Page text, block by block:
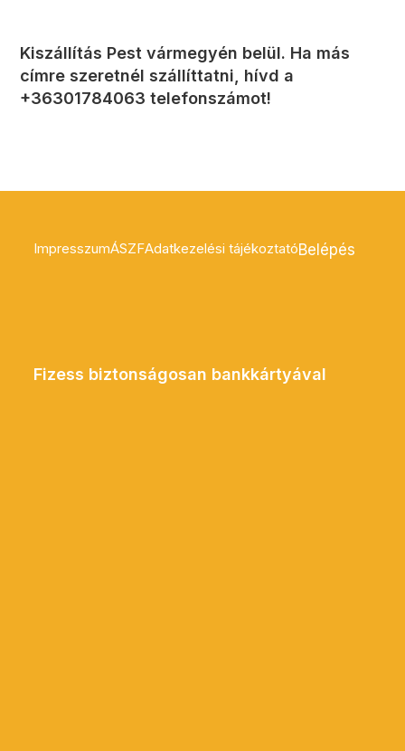
Kiszállítás Pest vármegyén belül. Ha más
címre szeretnél szállíttatni, hívd a
+36301784063 telefonszámot!
ImpresszumÁSZFAdatkezelési tájékoztatóBelépés
Fizess biztonságosan bankkártyával